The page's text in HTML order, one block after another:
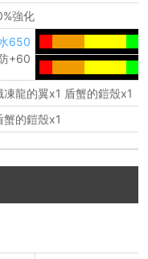
強化
650
+60
凍龍的翼x1 盾蟹的鎧殼x1
的鎧殼x1